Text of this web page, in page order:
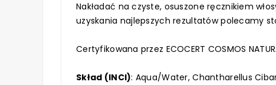
Nakładać na czyste, osuszone ręcznikiem
uzyskania najlepszych rezultatów polecamy
Certyfikowana przez ECOCERT COSMOS
Skład (INCI): Aqua/Water, Chantharellus